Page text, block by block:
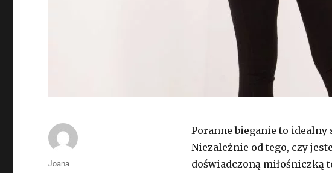
Poranne bieganie to idealny
Niezależnie od tego, czy
doświadczoną miłośniczką
Autor
Joana